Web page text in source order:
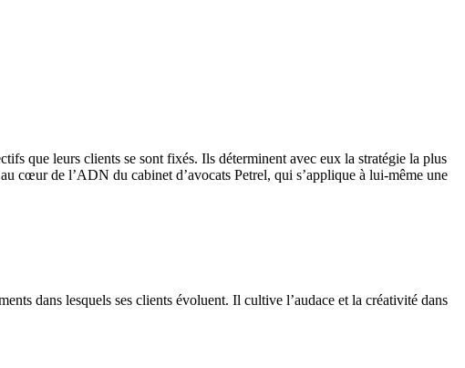
que leurs clients se sont fixés. Ils déterminent avec eux la stratégie la plus
cœur de l’ADN du cabinet d’avocats Petrel, qui s’applique à lui-même une
dans lesquels ses clients évoluent. Il cultive l’audace et la créativité dans